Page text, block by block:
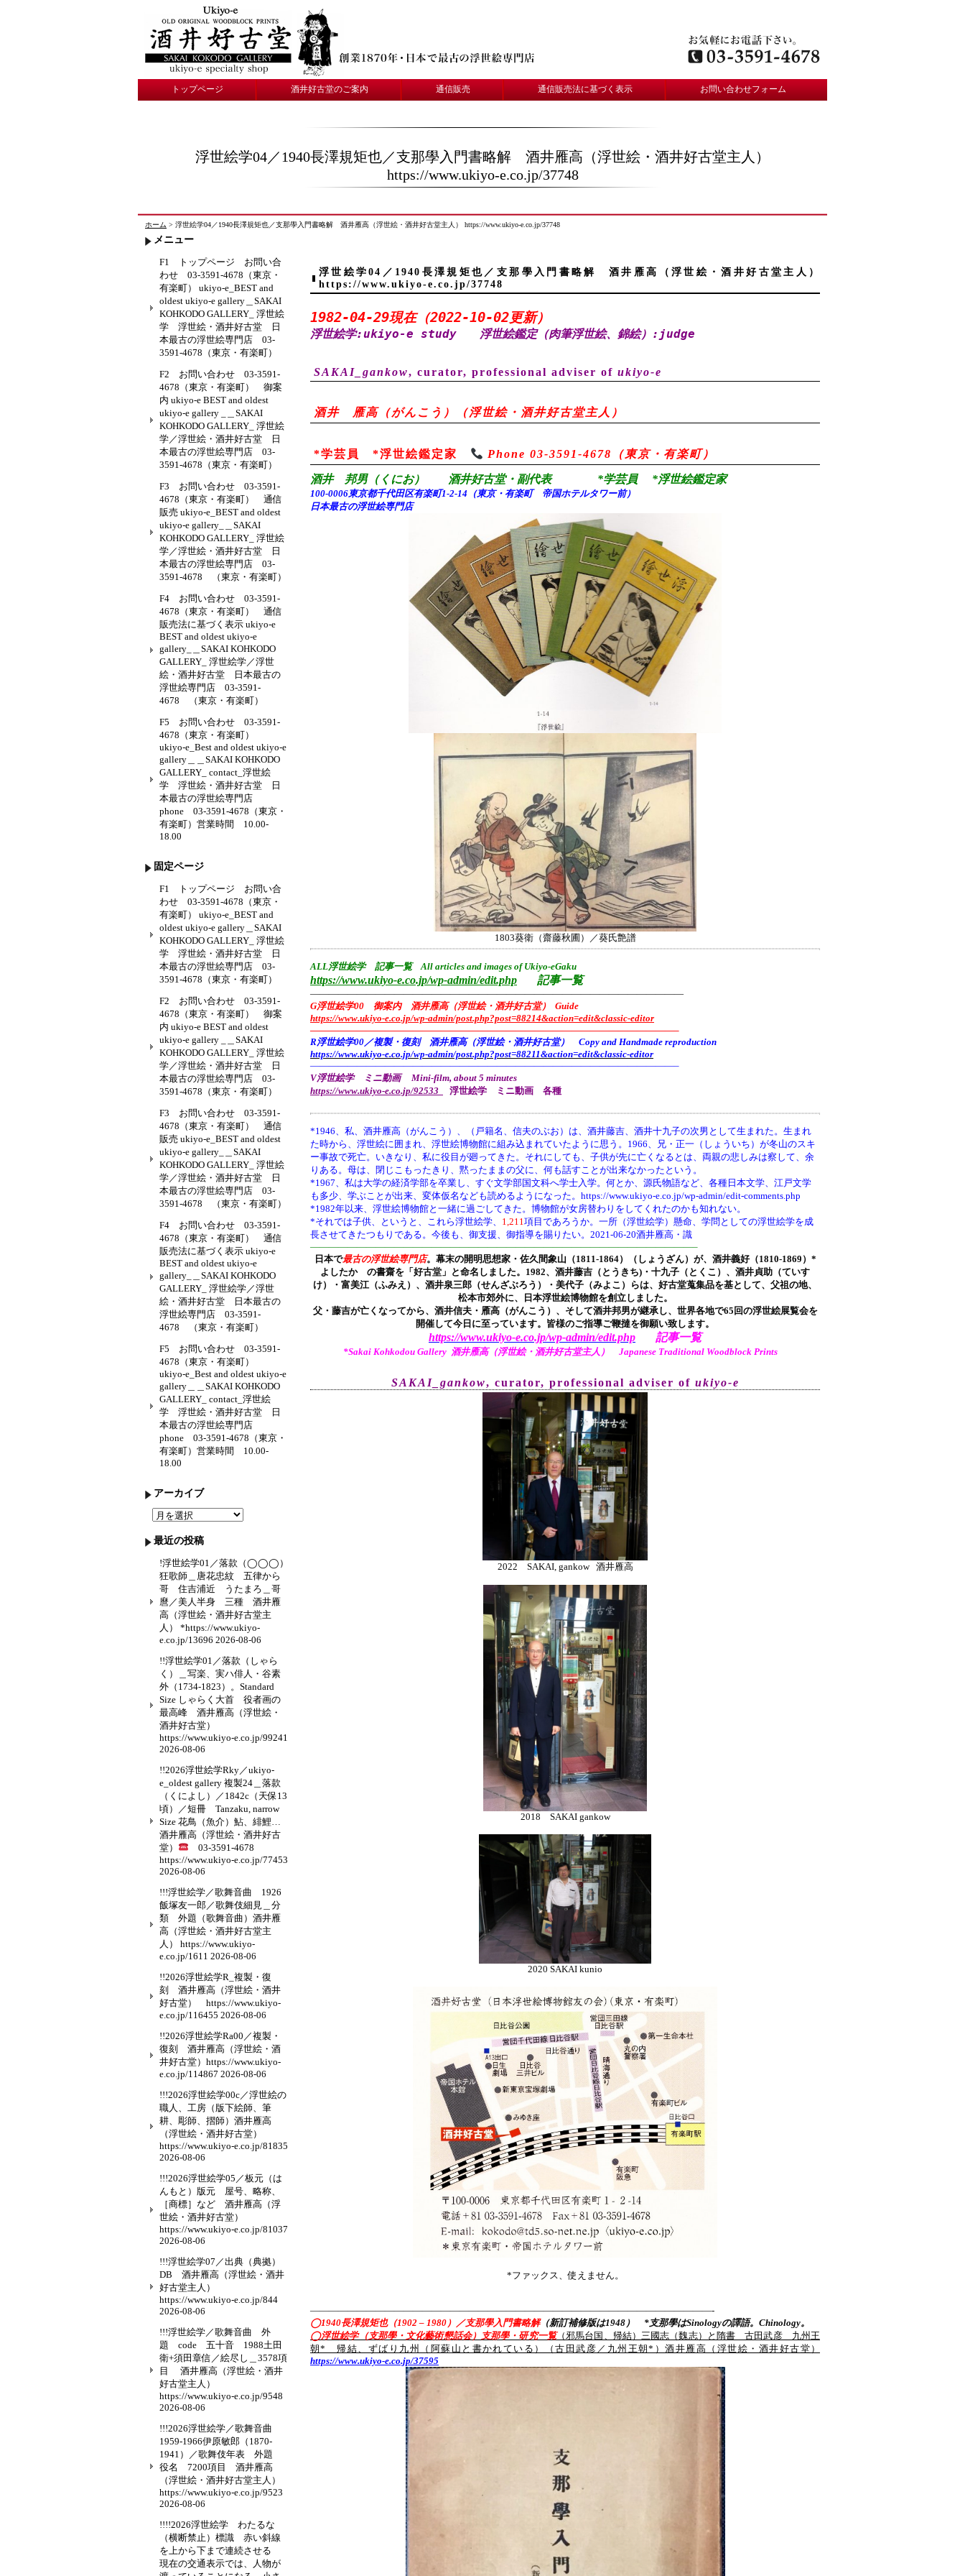
トップページ 酒井好古堂のご案内 通信販売 通信販売法に基づく表示 お問い合わせフォーム
浮世絵学04／1940長澤規矩也／支那學入門書略解 酒井雁高（浮世絵・酒井好古堂主人）
https://www.ukiyo-e.co.jp/37748
ホーム > 浮世絵学04／1940長澤規矩也／支那學入門書略解 酒井雁高（浮世絵・酒井好古堂主人） https://www.ukiyo-e.co.jp/37748
浮世絵学04／1940長澤規矩也／支那學入門書略解 酒井雁高（浮世絵・酒井好古堂主人）
https://www.ukiyo-e.co.jp/37748
1982-04-29現在（2022-10-02更新）
浮世絵学:ukiyo-e study 浮世絵鑑定（肉筆浮世絵、錦絵） :judge
SAKAI_gankow, curator, professional adviser of ukiyo-e
酒井 雁高（がんこう）（浮世絵・酒井好古堂主人）
*学芸員 *浮世絵鑑定家 Phone 03-3591-4678（東京・有楽町）
酒井 邦男（くにお） 酒井好古堂・副代表 *学芸員 *浮世絵鑑定家
100-0006東京都千代田区有楽町1-2-14（東京・有楽町 帝国ホテルタワー前）
日本最古の浮世絵専門店
1803葵衛（齋藤秋圃）／葵氏艶譜
ALL浮世絵学 記事一覧 All articles and images of Ukiyo-eGaku
https://www.ukiyo-e.co.jp/wp-admin/edit.php 記事一覧
————————————————————————————————————————
G浮世絵学00 御案内 酒井雁高（浮世絵・酒井好古堂） Guide
https://www.ukiyo-e.co.jp/wp-admin/post.php?post=88214&action=edit&classic-editor
———————————————————————————————————————–
R浮世絵学00／複製・復刻 酒井雁高（浮世絵・酒井好古堂） Copy and Handmade reproduction
https://www.ukiyo-e.co.jp/wp-admin/post.php?post=88211&action=edit&classic-editor
———————————————————————————————————————–
V浮世絵学 ミニ動画 Mini-film, about 5 minutes
https://www.ukiyo-e.co.jp/92533
浮世絵学 ミニ動画 各種
*1946、 私、酒井雁高（がんこう）、（戸籍名、信夫のぶお）は、酒井藤吉、酒井十九子の次男として生まれた。生まれ
た時から、浮世絵に囲まれ、浮世絵博物館に組み込まれていたように思う。1966、兄・正一（しょういち）が冬山のスキ
ー事故で死亡。いきなり、私に役目が廻ってきた。それにしても、子供が先に亡くなるとは、両親の悲しみは察して、余
りある。母は、閉じこもったきり、黙ったままの父に、何も話すことが出来なかったという。
*1967、私は大学の経済学部を卒業し、すぐ文学部国文科へ学士入学。何とか、源氏物語など、各種日本文学、江戸文学
も多少、学ぶことが出来、変体仮名なども読めるようになった。https://www.ukiyo-e.co.jp/wp-admin/edit-comments.php
*1982年以来、浮世絵博物館と一緒に過ごしてきた。博物館が女房替わりをしてくれたのかも知れない。
*それでは子供、というと、これら浮世絵学、 1,211項目であろうか。一所（浮世絵学）懸命、学問としての浮世絵学を成
長させてきたつもりである。今後も、御支援、御指導を賜りたい。2021-06-20酒井雁高・識
—————————————————————————————————————————–
日本で最古の浮世絵専門店。幕末の開明思想家・ 佐久間象山（1811-1864）（しょうざん）が、酒井義好（1810-1869）*
よしたか の書齋を「好古堂」と命名しました。 1982、酒井藤吉（とうきち)・十九子（とくこ）、酒井貞助（ていす
け）・富美江（ふみえ）、酒井泉三郎（せんざぶろう）・美代子（みよこ）らは、好古堂蒐集品を基として、父祖の地、
松本市郊外に、日本浮世絵博物館を創立しました。
父・藤吉が亡くなってから、酒井信夫・雁高（がんこう）、そして酒井邦男が継承し、世界各地で65回の浮世絵展覧会を
開催して今日に至っています。皆様のご指導ご鞭撻を御願い致します。
https://www.ukiyo-e.co.jp/wp-admin/edit.php 記事一覧
*Sakai Kohkodou Gallery 酒井雁高（浮世絵・酒井好古堂主人） Japanese Traditional Woodblock Prints
SAKAI_gankow, curator, professional adviser of ukiyo-e
2022 SAKAI, gankow 酒井雁高
2018 SAKAI gankow
2020 SAKAI kunio
*ファックス、使えません。
———————————————————————————————————————————-
◯1940長澤規矩也（1902 – 1980 ）／支那學入門書略解（新訂補修版は1948） *支那學はSinologyの譯語。Chinology。
◯浮世絵学（支那學・文化藝術懇話会）支那學・研究一覧（邪馬台国、帰結）三國志（魏志）と隋書 古田武彦 九州王
朝* 帰結、ずばり九州（阿蘇山と書かれている）（古田武彦／九州王朝*）酒井雁高（浮世絵・酒井好古堂）
https://www.ukiyo-e.co.jp/37595
メニュー
F1 トップページ お問い合
わせ 03-3591-4678（東京・
有楽町） ukiyo-e_BEST and
oldest ukiyo-e gallery＿SAKAI
KOHKODO GALLERY_ 浮世絵
学 浮世絵・酒井好古堂 日
本最古の浮世絵専門店 03-
3591-4678（東京・有楽町）
F2 お問い合わせ 03-3591-
4678（東京・有楽町） 御案
内 ukiyo-e BEST and oldest
ukiyo-e gallery _＿SAKAI
KOHKODO GALLERY_ 浮世絵
学／浮世絵・酒井好古堂 日
本最古の浮世絵専門店 03-
3591-4678（東京・有楽町）
F3 お問い合わせ 03-3591-
4678（東京・有楽町） 通信
販売 ukiyo-e_BEST and oldest
ukiyo-e gallery_＿SAKAI
KOHKODO GALLERY_ 浮世絵
学／浮世絵・酒井好古堂 日
本最古の浮世絵専門店 03-
3591-4678 （東京・有楽町）
F4 お問い合わせ 03-3591-
4678（東京・有楽町） 通信
販売法に基づく表示 ukiyo-e
BEST and oldest ukiyo-e
gallery_＿SAKAI KOHKODO
GALLERY_ 浮世絵学／浮世
絵・酒井好古堂 日本最古の
浮世絵専門店 03-3591-
4678 （東京・有楽町）
F5 お問い合わせ 03-3591-
4678（東京・有楽町）
ukiyo-e_Best and oldest ukiyo-e
gallery＿＿SAKAI KOHKODO
GALLERY_ contact_浮世絵
学 浮世絵・酒井好古堂 日
本最古の浮世絵専門店
phone 03-3591-4678（東京・
有楽町）営業時間 10.00-
18.00
固定ページ
F1 トップページ お問い合
わせ 03-3591-4678（東京・
有楽町） ukiyo-e_BEST and
oldest ukiyo-e gallery＿SAKAI
KOHKODO GALLERY_ 浮世絵
学 浮世絵・酒井好古堂 日
本最古の浮世絵専門店 03-
3591-4678（東京・有楽町）
F2 お問い合わせ 03-3591-
4678（東京・有楽町） 御案
内 ukiyo-e BEST and oldest
ukiyo-e gallery _＿SAKAI
KOHKODO GALLERY_ 浮世絵
学／浮世絵・酒井好古堂 日
本最古の浮世絵専門店 03-
3591-4678（東京・有楽町）
F3 お問い合わせ 03-3591-
4678（東京・有楽町） 通信
販売 ukiyo-e_BEST and oldest
ukiyo-e gallery_＿SAKAI
KOHKODO GALLERY_ 浮世絵
学／浮世絵・酒井好古堂 日
本最古の浮世絵専門店 03-
3591-4678 （東京・有楽町）
F4 お問い合わせ 03-3591-
4678（東京・有楽町） 通信
販売法に基づく表示 ukiyo-e
BEST and oldest ukiyo-e
gallery_＿SAKAI KOHKODO
GALLERY_ 浮世絵学／浮世
絵・酒井好古堂 日本最古の
浮世絵専門店 03-3591-
4678 （東京・有楽町）
F5 お問い合わせ 03-3591-
4678（東京・有楽町）
ukiyo-e_Best and oldest ukiyo-e
gallery＿＿SAKAI KOHKODO
GALLERY_ contact_浮世絵
学 浮世絵・酒井好古堂 日
本最古の浮世絵専門店
phone 03-3591-4678（東京・
有楽町）営業時間 10.00-
18.00
アーカイブ
ア
ー
カ
イ
最近の投稿
!浮世絵学01／落款（◯◯◯）
狂歌師＿唐花忠紋 五律から
哥 住吉浦近 うたまろ＿哥
麿／美人半身 三種 酒井雁
高（浮世絵・酒井好古堂主
人） *https://www.ukiyo-
e.co.jp/13696 2026-08-06
!!浮世絵学01／落款（しゃら
く）＿写楽、実ハ俳人・谷素
外（1734-1823）。Standard
Size しゃらく大首 役者画の
最高峰 酒井雁高（浮世絵・
酒井好古堂）
https://www.ukiyo-e.co.jp/99241
2026-08-06
!!2026浮世絵学Rky／ukiyo-
e_oldest gallery 複製24＿落款
（くによし）／1842c（天保13
頃）／短冊 Tanzaku, narrow
Size 花鳥（魚介）鮎、緋鯉…
酒井雁高（浮世絵・酒井好古
堂）
03-3591-4678
https://www.ukiyo-e.co.jp/77453
2026-08-06
!!!浮世絵学／歌舞音曲 1926
飯塚友一郎／歌舞伎細見＿分
類 外題（歌舞音曲）酒井雁
高（浮世絵・酒井好古堂主
人） https://www.ukiyo-
e.co.jp/1611 2026-08-06
!!2026浮世絵学R_複製・復
刻 酒井雁高（浮世絵・酒井
好古堂） https://www.ukiyo-
e.co.jp/116455 2026-08-06
!!2026浮世絵学Ra00／複製・
復刻 酒井雁高（浮世絵・酒
井好古堂）https://www.ukiyo-
e.co.jp/114867 2026-08-06
!!!2026浮世絵学00c／浮世絵の
職人、工房（版下絵師、筆
耕、彫師、摺師）酒井雁高
（浮世絵・酒井好古堂）
https://www.ukiyo-e.co.jp/81835
2026-08-06
!!!2026浮世絵学05／板元（は
んもと）版元 屋号、略称、
［商標］など 酒井雁高（浮
世絵・酒井好古堂）
https://www.ukiyo-e.co.jp/81037
2026-08-06
!!!浮世絵学07／出典（典拠）
DB 酒井雁高（浮世絵・酒井
好古堂主人）
https://www.ukiyo-e.co.jp/844
2026-08-06
!!!浮世絵学／歌舞音曲 外
題 code 五十音 1988土田
衛+須田章信／絵尽し＿3578項
目 酒井雁高（浮世絵・酒井
好古堂主人）
https://www.ukiyo-e.co.jp/9548
2026-08-06
!!!2026浮世絵学／歌舞音曲
1959-1966伊原敏郎（1870-
1941）／歌舞伎年表 外題
役名 7200項目 酒井雁高
（浮世絵・酒井好古堂主人）
https://www.ukiyo-e.co.jp/9523
2026-08-06
!!!!2026浮世絵学 わたるな
（横断禁止）標識 赤い斜線
を上から下まで連続させる
現在の交通表示では、人物が